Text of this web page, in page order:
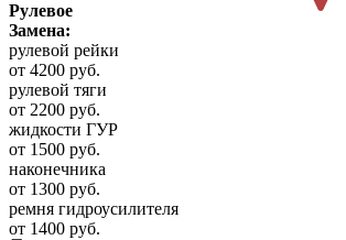
Рулевое
Замена:
рулевой рейки
от 4200 руб.
рулевой тяги
от 2200 руб.
жидкости ГУР
от 1500 руб.
наконечника
от 1300 руб.
ремня гидроусилителя
от 1400 руб.